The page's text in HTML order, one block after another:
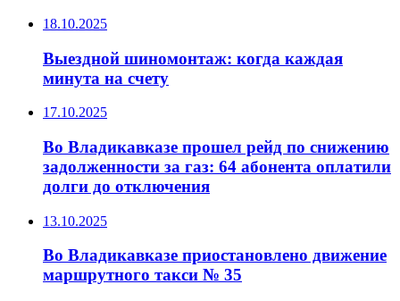
18.10.2025
Выездной шиномонтаж: когда каждая
минута на счету
17.10.2025
Во Владикавказе прошел рейд по снижению
задолженности за газ: 64 абонента оплатили
долги до отключения
13.10.2025
Во Владикавказе приостановлено движение
маршрутного такси № 35